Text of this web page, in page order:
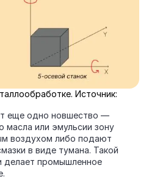
Источник:
еще одно новшество —
масла или эмульсии зону
воздухом либо подают
в виде тумана. Такой
делает промышленное